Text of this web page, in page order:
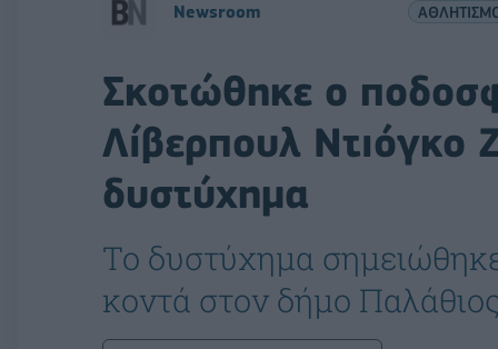
Newsroom
Σκοτώθηκε ο
Λίβερπουλ Ντιόγκο
δυστύχημα
Το δυστύχημα
κοντά στον δήμο